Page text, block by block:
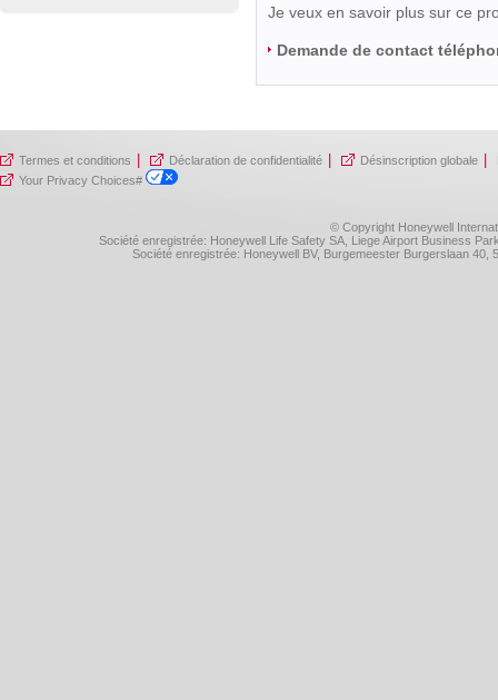
Je veux en savoir plus sur ce
Demande de contact
Termes et conditions Déclaration de confidentialité Désinscription globale
Your Privacy Choices#
© Copyright Honeywell
Société enregistrée: Honeywell Life Safety SA, Liege Airport Business
Société enregistrée: Honeywell BV, Burgemeester Burgerslaan